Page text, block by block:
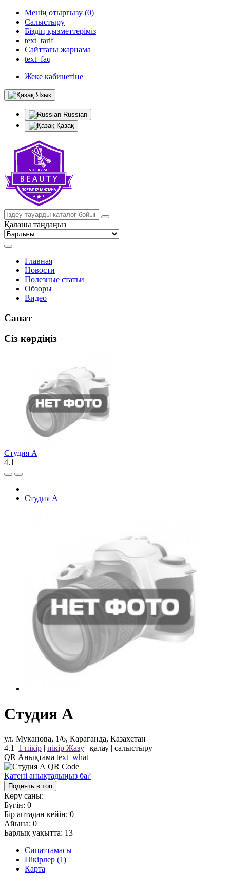
Менің отырғызу (0)
Салыстыру
Біздің қызметтеріміз
text_tarif
Сайттағы жарнама
text_faq
Жеке кабинетіне
Язык
Russian
Қазақ
Қаланы таңдаңыз
Главная
Новости
Полезные статьи
Обзоры
Видео
Санат
Сіз көрдіңіз
Студия А
4.1
Студия А
Студия А
ул. Муканова, 1/6, Караганда, Казахстан
4.1
1 пікір | пікір Жазу | қалау | салыстыру
QR Анықтама text_what
Қатені анықтадыңыз ба?
Поднять в топ
Көру саны:
Бүгін: 0
Бір аптадан кейін: 0
Айына: 0
Барлық уақытта: 13
Сипаттамасы
Пікірлер (1)
Карта